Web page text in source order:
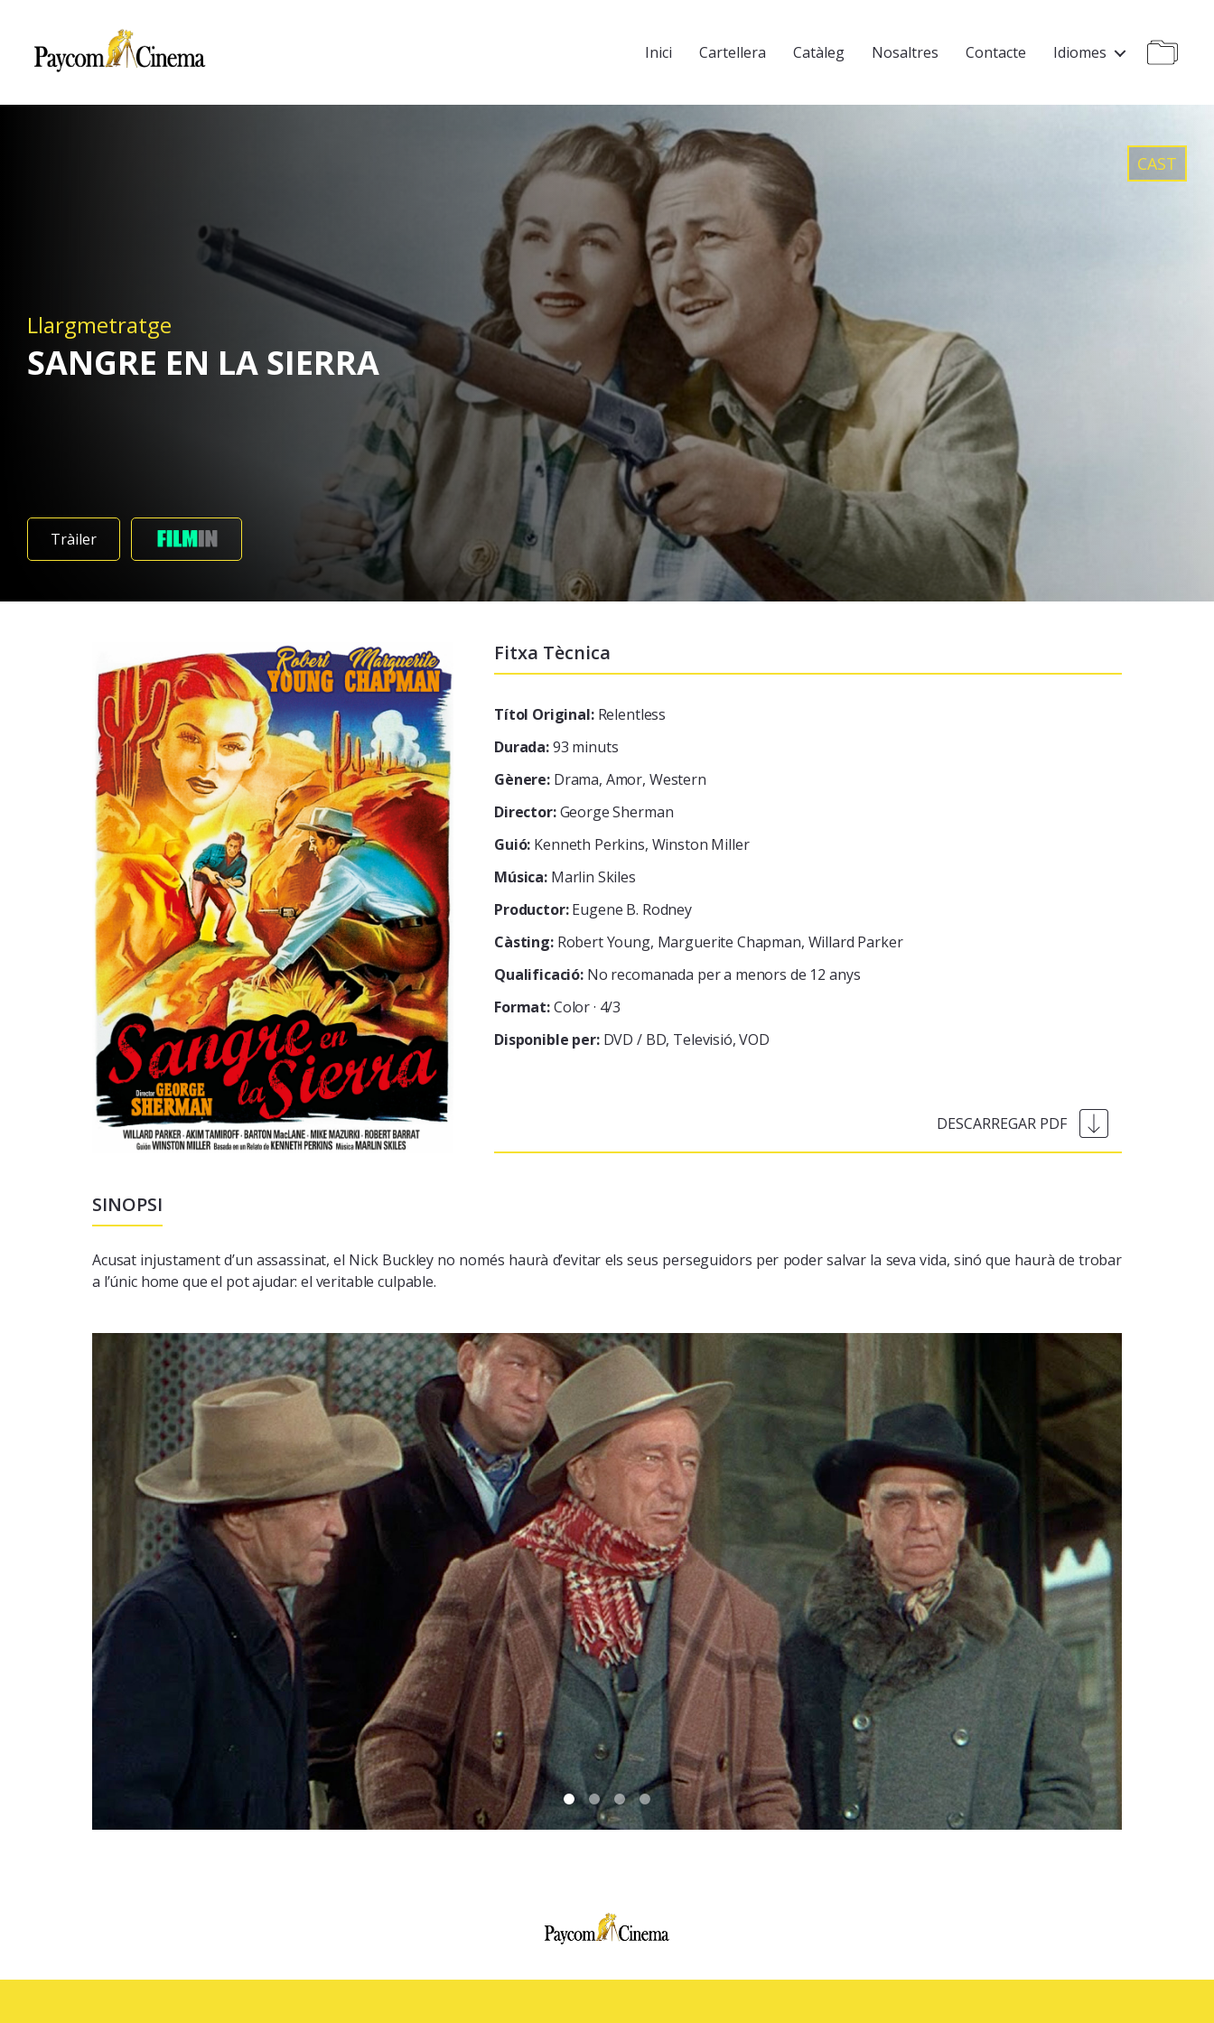
Inici Cartellera Catàleg Nosaltres Contacte Idiomes
CAST
Llargmetratge
SANGRE EN LA SIERRA
Tràiler
Fitxa Tècnica
Títol Original:Relentless
Durada:93 minuts
Gènere:Drama, Amor, Western
Director:George Sherman
Guió: Kenneth Perkins, Winston Miller
Música:Marlin Skiles
Productor:Eugene B. Rodney
Càsting:Robert Young, Marguerite Chapman, Willard Parker
Qualificació: No recomanada per a menors de 12 anys
Format:Color · 4/3
Disponible per: DVD / BD Televisió VOD
SINOPSI
Acusat injustament d’un assassinat, el Nick Buckley no només haurà d’evitar els seus perseguidors per poder salvar la seva vida, sinó que haurà de trobar
a l’únic home que el pot ajudar: el veritable culpable.
Multimedia